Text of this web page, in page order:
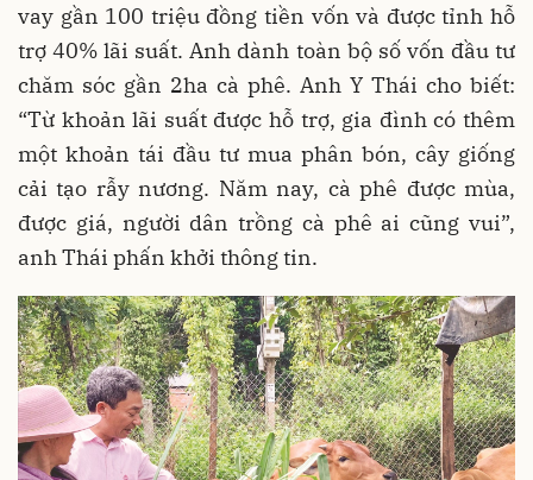
vay gần 100 triệu đồng tiền vốn và được tỉnh hỗ
trợ 40% lãi suất. Anh dành toàn bộ số vốn đầu tư
chăm sóc gần 2ha cà phê. Anh Y Thái cho biết:
“Từ khoản lãi suất được hỗ trợ, gia đình có thêm
một khoản tái đầu tư mua phân bón, cây giống
cải tạo rẫy nương. Năm nay, cà phê được mùa,
được giá, người dân trồng cà phê ai cũng vui”,
anh Thái phấn khởi thông tin.